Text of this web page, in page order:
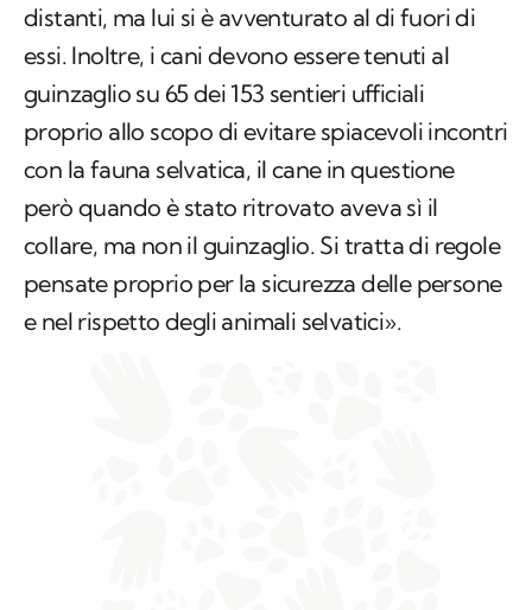
distanti, ma lui si è avventurato al di fuori di
essi. Inoltre, i cani devono essere tenuti al
guinzaglio su 65 dei 153 sentieri ufficiali
proprio allo scopo di evitare spiacevoli incontri
con la fauna selvatica, il cane in questione
però quando è stato ritrovato aveva sì il
collare, ma non il guinzaglio. Si tratta di regole
pensate proprio per la sicurezza delle persone
e nel rispetto degli animali selvatici».